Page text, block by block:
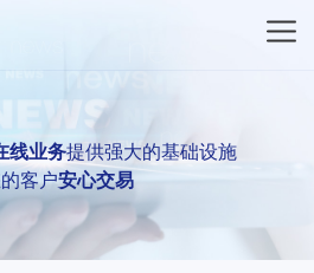
线业务提供强大的基础设施
客户安心交易